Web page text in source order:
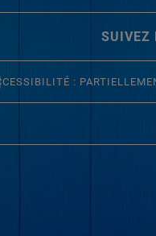
SUIVEZ
: